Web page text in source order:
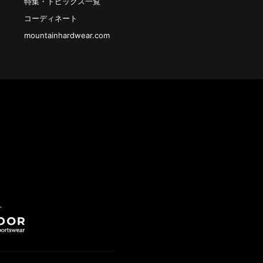
コーディネート
mountainhardwear.com